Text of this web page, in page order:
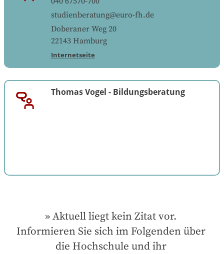
studienberatung@euro-fh.de
Doberaner Weg 20
22143 Hamburg
Internetseite
Thomas Vogel - Bildungsberatung
Aktuell liegt kein Zitat vor.
Informieren Sie sich im Folgenden über
die Hochschule und ihr